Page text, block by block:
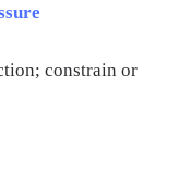
constrain or